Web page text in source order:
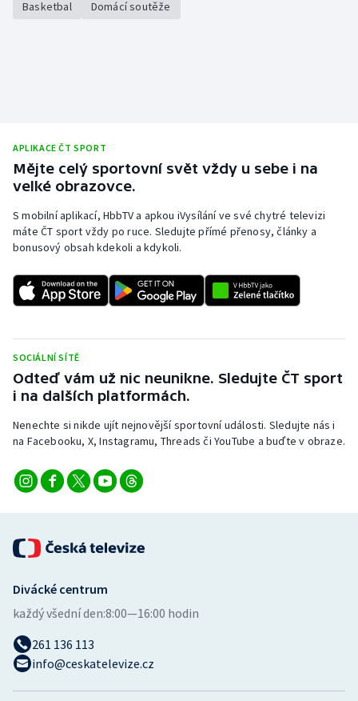
Basketbal Domácí soutěže
APLIKACE ČT SPORT
Mějte celý sportovní svět vždy u sebe i na
velké obrazovce.
S mobilní aplikací, HbbTV a apkou iVysílání ve své chytré televizi
máte ČT sport vždy po ruce. Sledujte přímé přenosy, články a
bonusový obsah kdekoli a kdykoli.
SOCIÁLNÍ SÍTĚ
Odteď vám už nic neunikne. Sledujte ČT sport
i na dalších platformách.
Nenechte si nikde ujít nejnovější sportovní události. Sledujte nás i
na Facebooku, X, Instagramu, Threads či YouTube a buďte v obraze.
Divácké centrum
každý všední den:8:00—16:00 hodin
261 136 113
info@ceskatelevize.cz